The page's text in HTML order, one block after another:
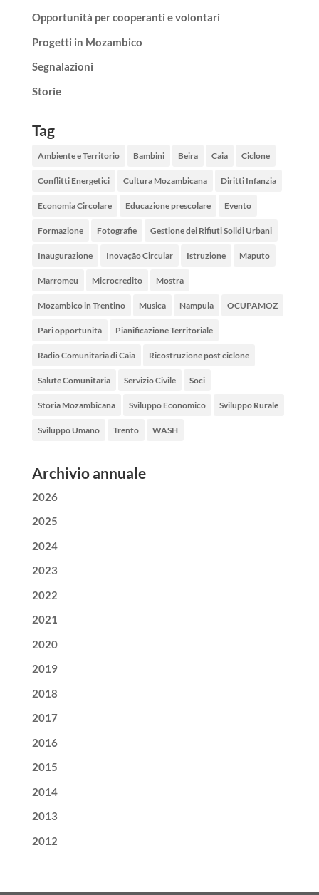
Opportunità per cooperanti e volontari
Progetti in Mozambico
Segnalazioni
Storie
Tag
Ambiente e Territorio Bambini Beira Caia Ciclone
Conflitti Energetici Cultura Mozambicana Diritti Infanzia
Economia Circolare Educazione prescolare Evento
Formazione Fotografie Gestione dei Rifiuti Solidi Urbani
Inaugurazione Inovação Circular Istruzione Maputo
Marromeu Microcredito Mostra
Mozambico in Trentino Musica Nampula OCUPAMOZ
Pari opportunità Pianificazione Territoriale
Radio Comunitaria di Caia Ricostruzione post ciclone
Salute Comunitaria Servizio Civile Soci
Storia Mozambicana Sviluppo Economico Sviluppo Rurale
Sviluppo Umano Trento WASH
Archivio annuale
2026
2025
2024
2023
2022
2021
2020
2019
2018
2017
2016
2015
2014
2013
2012